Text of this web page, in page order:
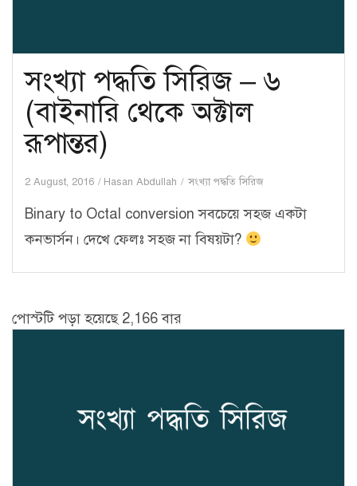
সংখ্যা পদ্ধতি সিরিজ – ৬
(বাইনারি থেকে অক্টাল
রূপান্তর)
2 August, 2016 Hasan Abdullah সংখ্যা পদ্ধতি সিরিজ
Binary to Octal conversion সবচেয়ে সহজ একটা
কনভার্সন। দেখে ফেলঃ সহজ না বিষয়টা?
পোস্টটি পড়া হয়েছে 2,166 বার